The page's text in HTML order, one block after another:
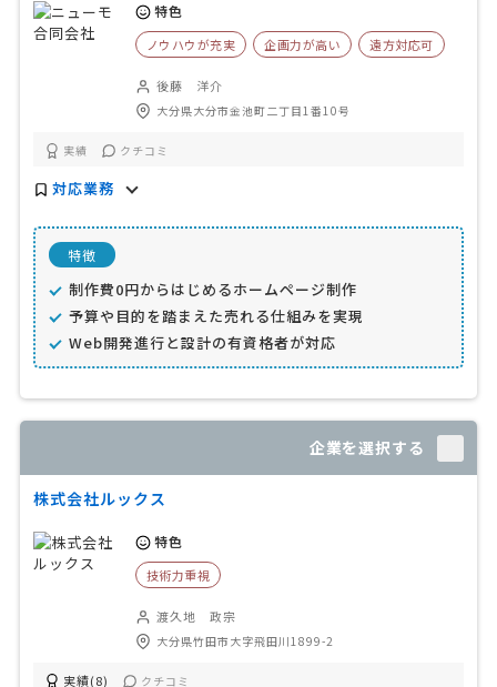
特色
ノウハウが充実 企画力が高い 遠方対応可
後藤 洋介
大分県大分市金池町二丁目1番10号
実績 クチコミ
対応業務
特徴
制作費0円からはじめるホームページ制作
予算や目的を踏まえた売れる仕組みを実現
Web開発進行と設計の有資格者が対応
企業を選択する
株式会社ルックス
特色
技術力重視
渡久地 政宗
大分県竹田市大字飛田川1899-2
実績(8) クチコミ